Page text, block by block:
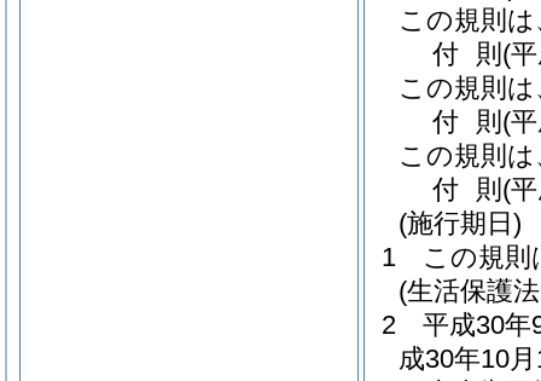
この規則
付 則 (
この規則
付 則 (
この規則
付 則 (
(施行期日)
1
この規則
(生活保護
2
平成30年
成30年10